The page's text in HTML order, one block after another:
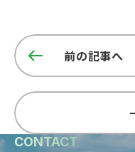
前の記事へ
CONTACT